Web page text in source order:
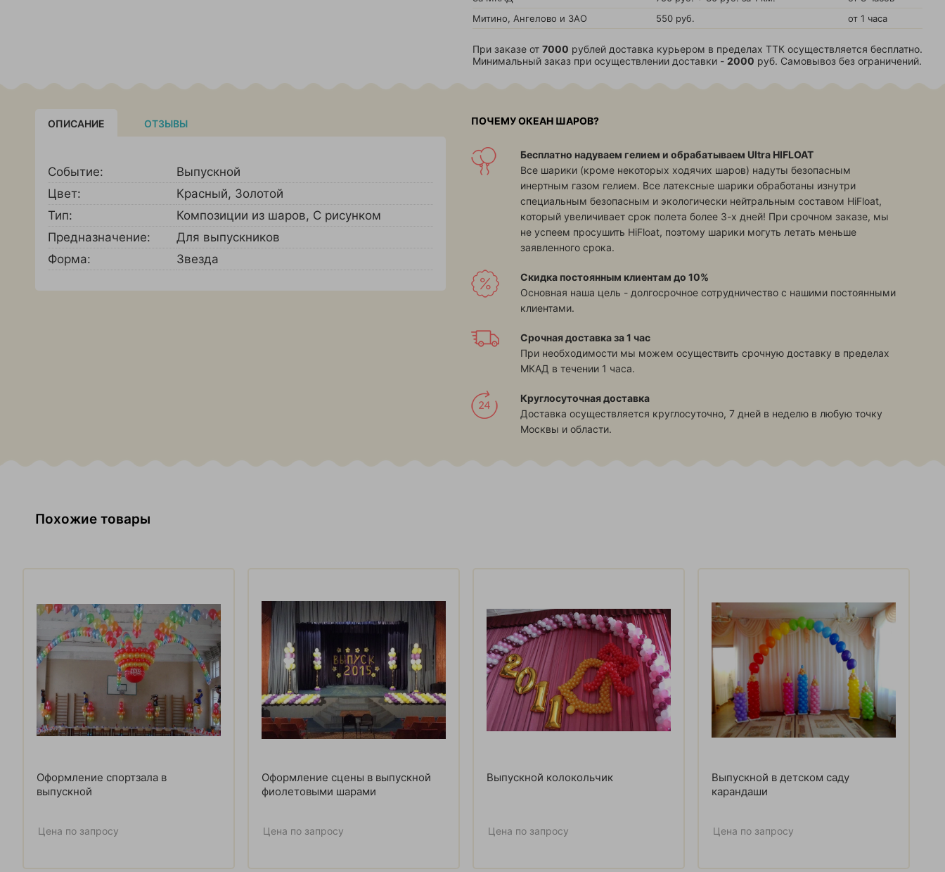
Митино, Ангелово и ЗАО
550 руб. от 1 часа
При заказе от 7000 рублей доставка курьером в пределах ТТК осуществляется бесплатно.
Минимальный заказ при осуществлении доставки - 2000 руб. Самовывоз без ограничений.
ОПИСАНИЕ ОТЗЫВЫ
Событие:
Выпускной
Цвет:
Красный, Золотой
Тип:
Композиции из шаров, С рисунком
Предназначение:
Для выпускников
Форма:
Звезда
ПОЧЕМУ ОКЕАН ШАРОВ?
Бесплатно надуваем гелием и обрабатываем Ultra HIFLOAT
Все шарики (кроме некоторых ходячих шаров) надуты безопасным
инертным газом гелием. Все латексные шарики обработаны изнутри
специальным безопасным и экологически нейтральным составом HiFloat,
который увеличивает срок полета более 3-х дней! При срочном заказе, мы
не успеем просушить HiFloat, поэтому шарики могуть летать меньше
заявленного срока.
Скидка постоянным клиентам до 10%
Основная наша цель - долгосрочное сотрудничество с нашими постоянными
клиентами.
Срочная доставка за 1 час
При необходимости мы можем осуществить срочную доставку в пределах
МКАД в течении 1 часа.
Круглосуточная доставка
Доставка осуществляется круглосуточно, 7 дней в неделю в любую точку
Москвы и области.
Похожие товары
Оформление спортзала в
выпускной
Цена по запросу
Оформление сцены в выпускной
фиолетовыми шарами
Цена по запросу
Выпускной колокольчик
Цена по запросу
Выпускной в детском саду
карандаши
Цена по запросу